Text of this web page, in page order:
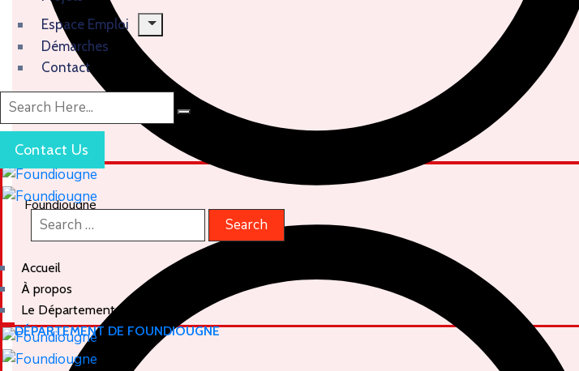
Foundiougne
Espace Emploi
Démarches
Contact
Contact Us
Accueil
À propos
Le Département
DÉPARTEMENT DE FOUNDIOUGNE